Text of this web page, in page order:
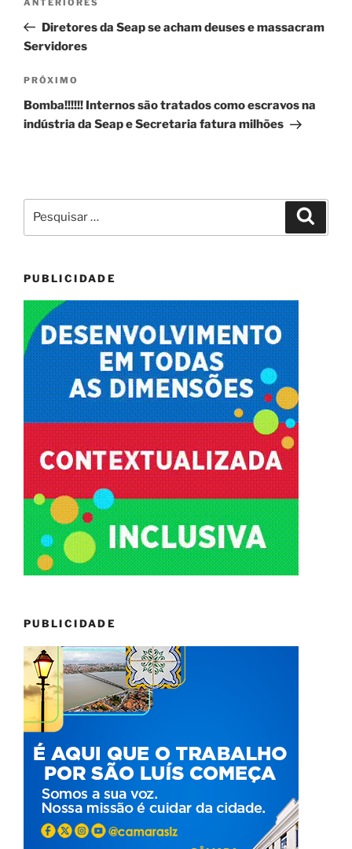
Post
Post
anterior
Diretores da Seap se acham deuses e massacram
Servidores
Próximo
post
PRÓXIMO
Bomba!!!!!! Internos são tratados como escravos na
indústria da Seap e Secretaria fatura milhões
por:
PUBLICIDADE
PUBLICIDADE